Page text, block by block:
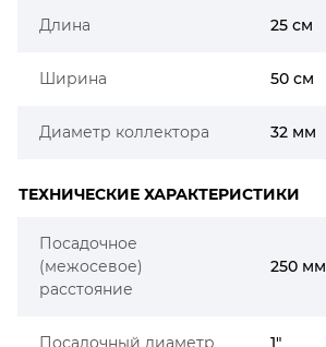
Длина 25 см
Ширина 50 см
Диаметр коллектора 32 мм
ТЕХНИЧЕСКИЕ ХАРАКТЕРИСТИКИ
Посадочное
(межосевое)
расстояние
250 мм
Посадочный диаметр 1"